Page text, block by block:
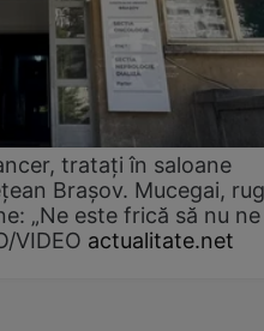
tratați în saloane
Brașov. Mucegai,
„Ne este frică să nu ne
VIDEO actualitate.net